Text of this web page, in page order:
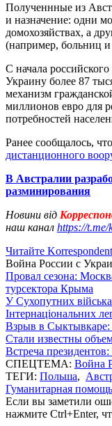
Полученнные из
и назначение: одни
домохозяйствах, а
(например, больниц
С начала
Украину более 87
механизм
миллионов евро для
потребностей
Ранее сообщалось, что
дистанционного
В Австралии
разминирования
Новини від
наш канал https://t.me/
Читайте
Война России с
Провал сезона:
турсектора Крыма
У Сухопутних
Інтернаціональних
Взрыв в Сыктывкаре:
Стали известны
Встреча
СПЕЦТЕМА: Война
ТЕГИ: Польша,
Гуманитарная помощь
Если вы заметили
нажмите Ctrl+Enter,